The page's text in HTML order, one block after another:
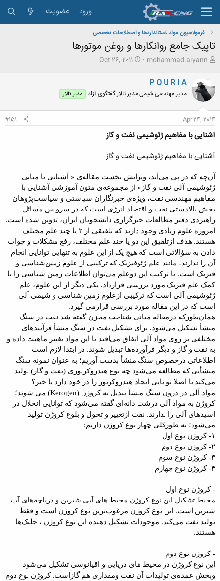
ورود عضویت
فرمولاسيون مواد ،استانداردها و اصطلاحات تخصصی
تاپیک جامع روانکارها و روغن موتورها
ش
ع
ک
ن
ن
د
ه
م
ض
ع
mohammad.aryann
ت
خ
ر
ع
Oct 26, 2011
P O U R I A
مدیر مهندسی شیمی مدیر تالار گفتگوی آزاد مدیر تالار
Apr 24, 2014
#151
آشنایی با مفاهیم ژئوشیمی نفت و گاز
آشنایی با مفاهیم ژئوشیمی نفت و گاز
آن‌چه که در پی می‌آید، ویرایش نخست مقاله‌ی « آشنایی با مبانی
ژئوشیمی آلی نفت و گاز» از مجموعه‌ی متون آموزشی آشنایی با
مفاهیم مهندسی نفت، ویژه‌ی خبرنگاران سیاستی و سیاست‌پژوهان
بخش بالادستی نفت و اقتصاد انرژی است که در سرویس مسائل
راهبردی دفتر مطالعات خبرگزاری دانشجویان ایران، تدوین شده است.
امروزه علوم زیادی وجود دارند که تلفیقی از ۲ یا چند علم مختلف
هستند. هدف ازتلفیق این دو یا چند علم مختلف، رفع مشکلات و جواب
دادن به سؤالاتی است که هیچ یک از این علوم به تنهایی توانایی انجام
آن را ندارند، مانند علم ژئوفیزیک که ترکیبی از علوم زمین‌شناسی و
فیزیک است. با ترکیب این دوعلم می‌توان اطلاعات زمین شناسی را با
کمک علم فیزیک مورد بررسی قرارداد. یکی دیگر از این علوم، علم
ژئوشیمی آلی است که ترکیبی ازعلوم زمین شناسی و شیمی آلی
است که در این مقاله مورد بررسی قرارمی گیرد.
همان‌طورکه درمقاله مبانی شناخت مخزن گفته شد نفت در سنگ
منشأ تشکیل می‌شود. برای تشکیل نفت در سنگ منشأ فرآیندهای
مختلفی بر روی مواد آلی اتفاق می‌افتد تا این مواد تغییر ماهیت داده و
به نفت و گاز و دیگر فرآورده‌ها تبدیل شوند. در ابتدا لازم است
اطلاعاتی درخصوص سنگ منشأ‌ بدست آوریم؛ به عنوان نمونه سنگ
منشأیی که مطالعه می‌شود چه نوع هیدروکربوری (نفت و گاز)‌ تولید
می‌کند یا اصلا توانایی ایجاد هیدروکربور را در خود دارد یا خیر؟
مواد آلی در درون سنگ منشأ‌ تبدیل به کروژن (Kerogen) می شوند؛
کروژن به مواد آلی درشت دانه‌ای گفته می‌شود که توانایی انحلال در
اسیدهای آلی را ندارند. نفت ازتغییر و تحول و بلوغ کروژن تولید
می‌شود؛ به طورکلی چهار نوع کروژن داریم:
۱- کروژن نوع اول
۲- کروژن نوع دوم
۳- کروژن نوع سوم
۴- کروژن نوع چهارم
- کروژن نوع اول
محیط تشکیل این نوع کروژن‌ محیط ‌های آبی شیرین و دریاچه‌های آب
شیرین است. این نوع کروژن مرغوب‌ترین نوع کروژن است و فقط
تولید نفت می‌کند. موجودات تشکیل دهنده این نوع کروژن ، جلبک‌ها
هستند.
- کروژن نوع دوم
این نوع کروژن در محیط‌ های دریایی و اقیانوسی تشکیل می‌شود
وبخش عمده‌ی تولیدات آن نفت ومقداری هم گازاست. کروژن نوع دوم